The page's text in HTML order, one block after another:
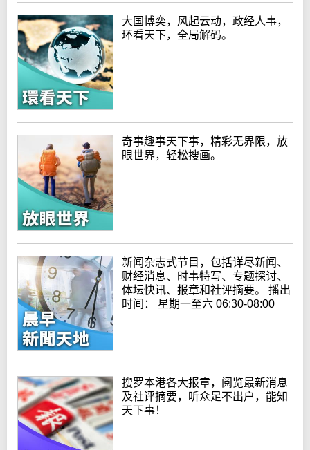
大国博奕，风起云动，政经人事，
环看天下，全局解码。
奇事趣事天下事，精彩无界限，放
眼世界，轻松搜画。
新闻杂志式节目，包括详尽新闻、
财经消息、时事特写、专题探讨、
体坛快讯、报章和社评摘要。 播出
时间： 星期一至六 06:30-08:00
搜罗本港各大报章，阅览最新消息
及社评摘要，听众足不出户，能知
天下事！